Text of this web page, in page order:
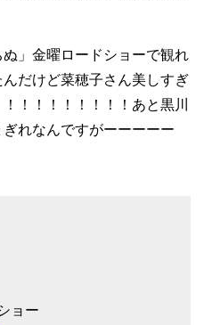
」金曜ロードショーで観れ
だけど菜穂子さん美しすぎ
！！！！！！！！あと黒川
れなんですがーーーーー
ョー